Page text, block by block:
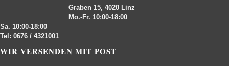
Graben 15, 4020 Linz
Mo.-Fr. 10:00-18:00
Sa. 10:00-18:00
Tel: 0676 / 4321001
WIR VERSENDEN MIT POST